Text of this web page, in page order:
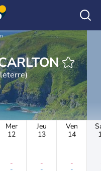
CARLTON
Mer
12
-
Jeu
13
-
Ven
14
-